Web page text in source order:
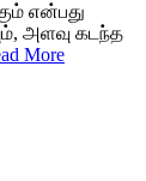
என்பது
அளவு கடந்த
More